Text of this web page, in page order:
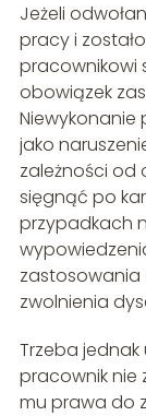
Jeżeli
pracy i
pracownikowi
obowiązek
jako
zależności od
sięgnąć po
przypadkach
zastosowania
zwolnienia
Trzeba jednak
pracownik nie
mu prawa do